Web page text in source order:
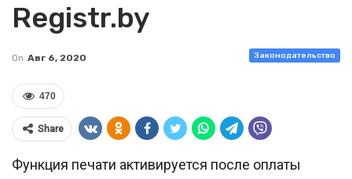
Registr.by
Законодательство
On Авг 6, 2020
470
Share
Функция печати активируется после оплаты